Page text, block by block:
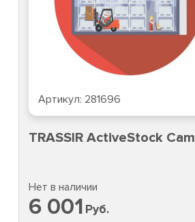
Артикул: 281696
TRASSIR ActiveStock Cam
Нет в наличии
6 001 Руб.